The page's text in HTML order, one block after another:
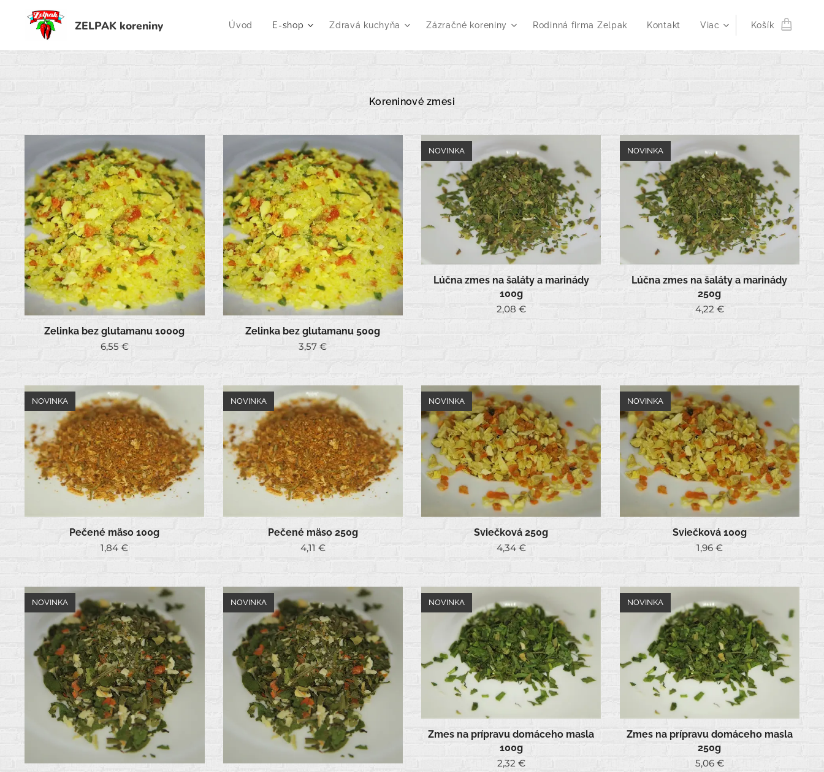
ZELPAK koreniny Úvod E-shop Zdravá kuchyňa Zázračné koreniny Rodinná firma Zelpak Kontakt Viac Košík
Koreninové zmesi
Zelinka bez glutamanu 1000g
6,55 €
Zelinka bez glutamanu 500g
3,57 €
Lúčna zmes na šaláty a marinády
100g
NOVINKA
2,08 €
Lúčna zmes na šaláty a marinády
250g
NOVINKA
4,22€
Pečené mäso 100g
NOVINKA
1,84 €
Pečené mäso 250g
NOVINKA
4,11 €
Sviečková 250g
NOVINKA
4,34€
Sviečková 100g
NOVINKA
1,96€
NOVINKA NOVINKA
Zmes na prípravu domáceho masla
100g
NOVINKA
2,32 €
Zmes na prípravu domáceho masla
250g
NOVINKA
5,06€